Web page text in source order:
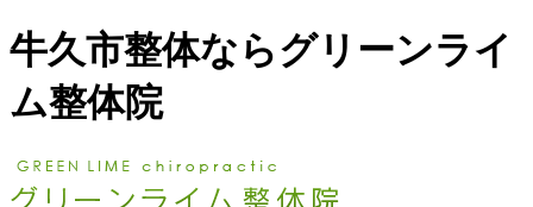
牛久市整体ならグリーンライ
ム整体院